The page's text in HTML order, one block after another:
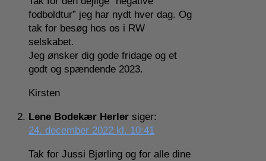
fodboldtur” jeg har nydt hver dag. Og
tak for besøg hos os i RW
selskabet.
Jeg ønsker dig gode fridage og et
godt og spændende 2023.
Kirsten
Lene Bodekær Herler siger:
24. december 2022 kl. 10:41
Tak for Jussi Bjørling og for alle dine